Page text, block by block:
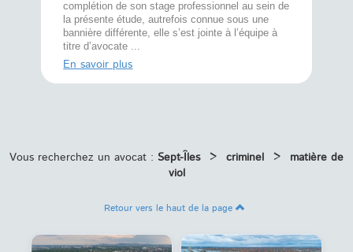
complétion de son stage professionnel au sein de
la présente étude, autrefois connue sous une
bannière différente, elle s’est jointe à l’équipe à
titre d’avocate ...
En savoir plus
Vous recherchez un avocat : Sept-Îles > criminel >
matière de
viol
Retour vers le haut de la page